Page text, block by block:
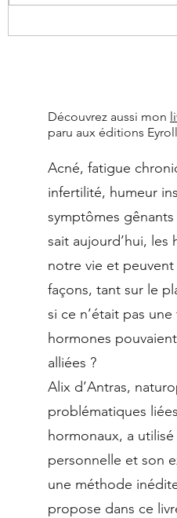
Découvrez aussi mon
paru aux éditions
Acné, fatigue
infertilité, humeur
symptômes
sait aujourd’hui,
notre vie et
façons, tant sur le
si ce n’était pas
hormones
alliées ?
Alix d’Antras,
problématiques
hormonaux, a
personnelle et son
une méthode
propose dans ce